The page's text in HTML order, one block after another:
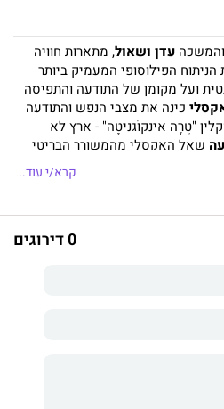
והמשכה עדן ושאול, מתארות חוויה
הפילוסופי המעמיק ביותר
ועל מקומן של התודעה והתפיסה
כינה את מצבי הנפש והתודעה
"טֶרָה אינקוֹגניטָה" - ארץ לא
שאל האקסלי מהמשורר הבריטי
התודעה נקיות, כל הדברים נראים
בהשראת
קרא/י עוד..
0 דירוגים